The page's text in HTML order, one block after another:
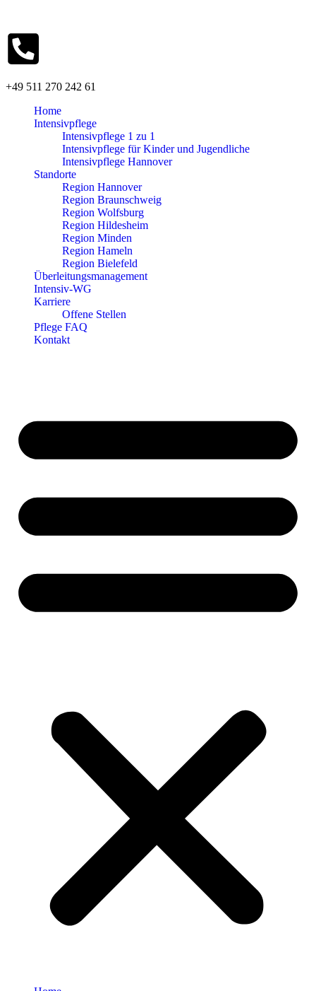
+49 511 270 242 61
Home
Intensivpflege
Intensivpflege 1 zu 1
Intensivpflege für Kinder und Jugendliche
Intensivpflege Hannover
Standorte
Region Hannover
Region Braunschweig
Region Wolfsburg
Region Hildesheim
Region Minden
Region Hameln
Region Bielefeld
Überleitungsmanagement
Intensiv-WG
Karriere
Offene Stellen
Pflege FAQ
Kontakt